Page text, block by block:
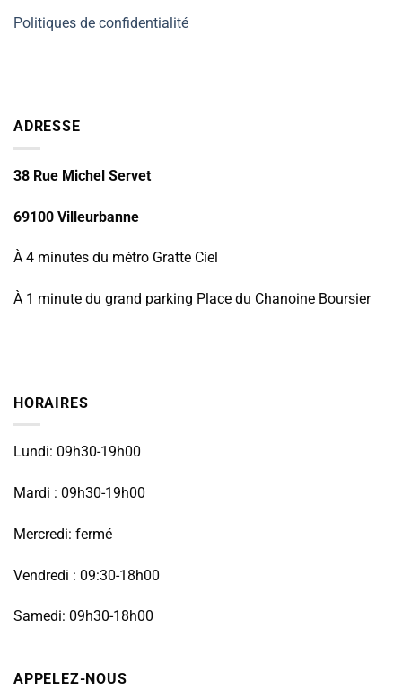
Politiques de confidentialité
ADRESSE
38 Rue Michel Servet
69100 Villeurbanne
À 4 minutes du métro Gratte Ciel
À 1 minute du grand parking Place du Chanoine Boursier
HORAIRES
Lundi: 09h30-19h00
Mardi : 09h30-19h00
Mercredi: fermé
Vendredi : 09:30-18h00
Samedi: 09h30-18h00
APPELEZ-NOUS